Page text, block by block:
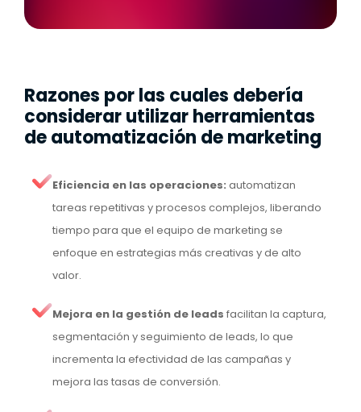
Razones por las cuales debería
considerar utilizar herramientas
de automatización de marketing
Eficiencia en las operaciones: automatizan
tareas repetitivas y procesos complejos, liberando
tiempo para que el equipo de marketing se
enfoque en estrategias más creativas y de alto
valor.
Mejora en la gestión de leads facilitan la captura,
segmentación y seguimiento de leads, lo que
incrementa la efectividad de las campañas y
mejora las tasas de conversión.